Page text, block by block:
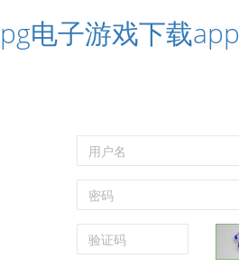
pg电子游戏下载app